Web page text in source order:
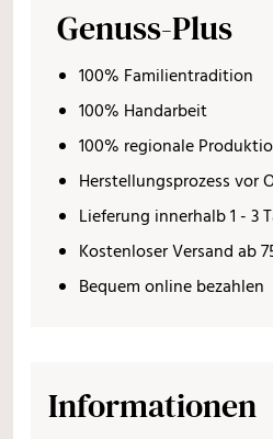
Genuss-Plus
100% Familientradition
100% Handarbeit
100% regionale
Herstellungsprozess vor
Lieferung innerhalb 1 - 3
Kostenloser Versand ab
Bequem online bezahlen
Informationen